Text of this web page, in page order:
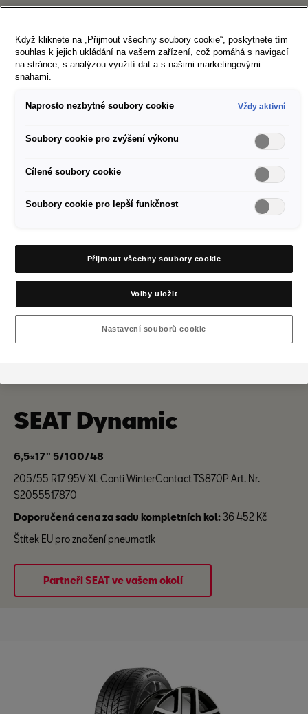
SEAT Design
6×16" 5/100/45
205/60 R16 96H XL Semperit Speed Grip 5 Art. Nr.
Doporučená cena za sadu kompletních kol:
24 886 Kč
Štítek EU pro značení pneumatik
Partneři SEAT ve vašem okolí
SEAT Dynamic
6,5×17" 5/100/48
205/55 R17 95V XL Conti WinterContact TS870P Art. Nr.
S2055517870
Doporučená cena za sadu kompletních kol:36 452 Kč
Štítek EU pro značení pneumatik
Partneři SEAT ve vašem okolí
Když kliknete na „Přijmout všechny soubory cookie“, poskytnete tím
souhlas k jejich ukládání na vašem zařízení, což pomáhá s navigací
na stránce, s analýzou využití dat a s našimi marketingovými
snahami.
Naprosto nezbytné soubory cookie Vždy aktivní
Soubory cookie pro zvýšení výkonu
Cílené soubory cookie
Soubory cookie pro lepší funkčnost
Přijmout všechny soubory cookie
Volby uložit
Nastavení souborů cookie